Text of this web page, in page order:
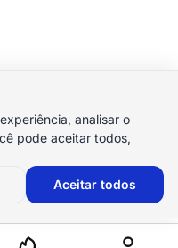
os direitos reservados.
pix
analisar o
pode aceitar todos,
Aceitar todos